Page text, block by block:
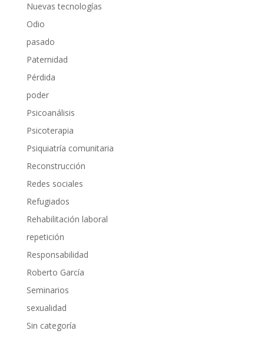
Nuevas tecnologías
Odio
pasado
Paternidad
Pérdida
poder
Psicoanálisis
Psicoterapia
Psiquiatría comunitaria
Reconstrucción
Redes sociales
Refugiados
Rehabilitación laboral
repetición
Responsabilidad
Roberto García
Seminarios
sexualidad
Sin categoría